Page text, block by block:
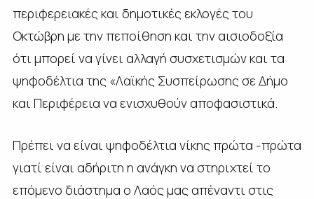
περιφερειακές και δημοτικές εκλογές του
Οκτώβρη με την πεποίθηση και την αισιοδοξία
ότι μπορεί να γίνει αλλαγή συσχετισμών και τα
ψηφοδέλτια της «Λαϊκής Συσπείρωσης σε Δήμο
και Περιφέρεια να ενισχυθούν αποφασιστικά.
Πρέπει να είναι ψηφοδέλτια νίκης πρώτα -πρώτα
γιατί είναι αδήριτη η ανάγκη να στηριχτεί το
επόμενο διάστημα ο Λαός μας απέναντι στις